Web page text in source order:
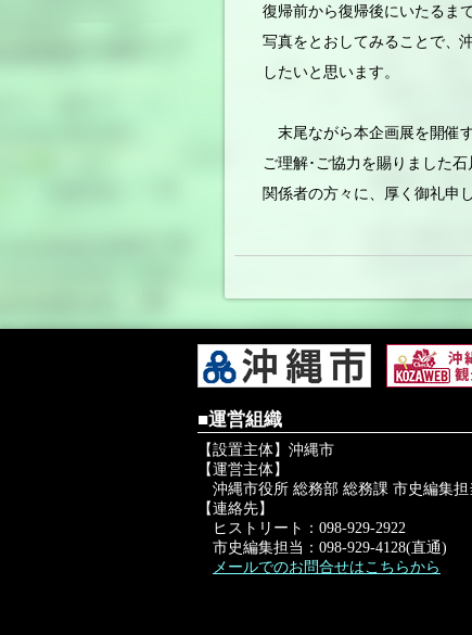
復帰前から復帰後にいたるま
写真をとおしてみることで、
したいと思います。
末尾ながら本企画展を開催
ご理解･ご協力を賜りました
関係者の方々に、厚く御礼申
■運営組織
【設置主体】沖縄市
【運営主体】
沖縄市役所 総務部 総務課 市史編集担
【連絡先】
ヒストリート：098-929-2922
市史編集担当：098-929-4128(直通)
メールでのお問合せはこちらから